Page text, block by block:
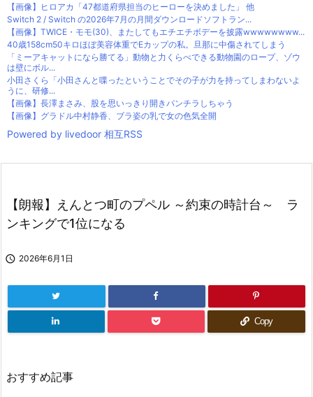
【画像】ヒロアカ「47都道府県担当のヒーローを決めました」 他
Switch 2 / Switch の2026年7月の月間ダウンロードソフトラン...
【画像】TWICE・モモ(30)、またしてもエチエチボデーを披露wwwwwwww...
40歳158cm50キロほぼ美容体重でEカップの私。旦那に中傷されてしまう
「ミーアキャットになら勝てる」動物と力くらべできる動物園のロープ、ゾウ
は壁にボル...
小田さくら「小田さんと喋ったということでその子が力を持ってしまわないよ
うに、研修...
【画像】長澤まさみ、股を思いっきり開きパンチラしちゃう
【画像】グラドル中村静香、ブラ姿の乳で女の色気全開
Powered by livedoor 相互RSS
【朗報】えんとつ町のプペル ～約束の時計台～ ラ
ンキングで1位になる
 2026年6月1日
Copy
おすすめ記事